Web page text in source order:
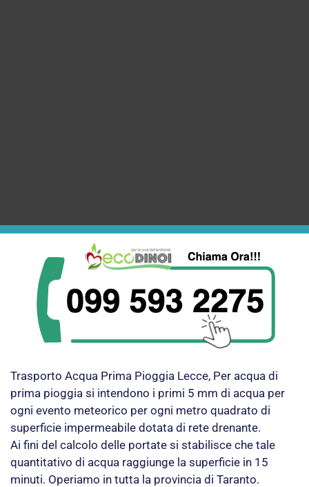
Trasporto Acqua Prima Pioggia Lecce, Per acqua di
prima pioggia si intendono i primi 5 mm di acqua per
ogni evento meteorico per ogni metro quadrato di
superficie impermeabile dotata di rete drenante.
Ai fini del calcolo delle portate si stabilisce che tale
quantitativo di acqua raggiunge la superficie in 15
minuti. Operiamo in tutta la provincia di Taranto.